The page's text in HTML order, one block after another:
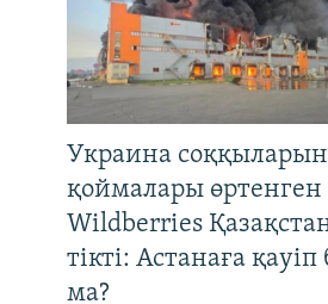
Украина
қоймалары өртенген
Wildberries
тікті: Астанаға қауіп
ма?